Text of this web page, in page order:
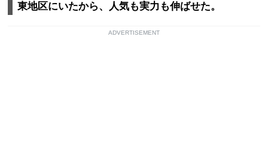
東地区にいたから、人気も実力も伸ばせた。
ADVERTISEMENT